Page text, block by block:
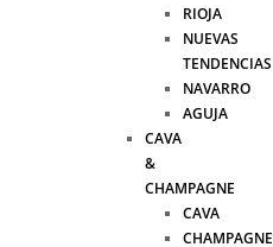
RIOJA
NUEVAS
TENDENCIAS
NAVARRO
AGUJA
CAVA
&
CHAMPAGNE
CAVA
CHAMPAGNE